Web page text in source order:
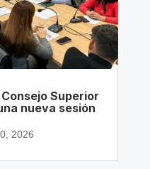
Superior
nueva sesión
2026